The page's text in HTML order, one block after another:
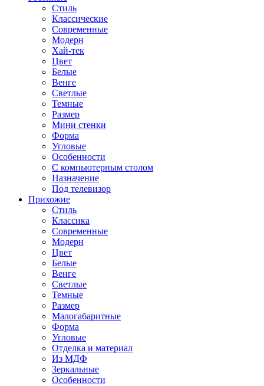
Стиль
Классические
Современные
Модерн
Хай-тек
Цвет
Белые
Венге
Светлые
Темные
Размер
Мини стенки
Форма
Угловые
Особенности
С компьютерным столом
Назначение
Под телевизор
Прихожие
Стиль
Классика
Современные
Модерн
Цвет
Белые
Венге
Светлые
Темные
Размер
Малогабаритные
Форма
Угловые
Отделка и материал
Из МДФ
Зеркальные
Особенности